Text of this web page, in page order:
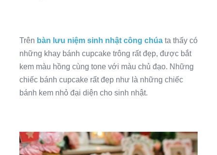
Trên bàn lưu niệm sinh nhật công chúa ta thấy có
những khay bánh cupcake trông rất đẹp, được bắt
kem màu hồng cùng tone với màu chủ đạo. Những
chiếc bánh cupcake rất đẹp như là những chiếc
bánh kem nhỏ đại diện cho sinh nhật.